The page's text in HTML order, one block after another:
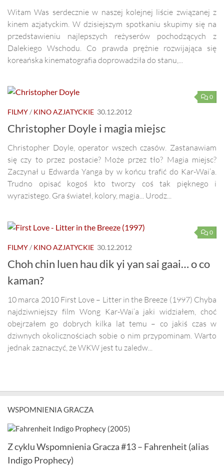
Witam Was serdecznie w naszej kolejnej liście związanej z
kinem azjatyckim. W dzisiejszym spotkaniu skupimy się na
przedstawieniu najlepszych reżyserów pochodzących z
Dalekiego Wschodu. Co prawda prężnie rozwijająca się
koreańska kinematografia doprowadziła do stanu,...
0
FILMY/ KINO AZJATYCKIE 30.12.2012
Christopher Doyle i magia miejsc
Christopher Doyle, operator wszech czasów. Zastanawiam
się czy to przez postacie? Może przez tło? Magia miejsc?
Zaczynał u Edwarda Yanga by w końcu trafić do Kar-Wai’a.
Trudno opisać kogoś kto tworzy coś tak pięknego i
wyrazistego. Gra świateł, kolory, magia... Urodz...
0
FILMY/ KINO AZJATYCKIE 30.12.2012
Choh chin luen hau dik yi yan sai gaai… o co
kaman?
10 marca 2010 First Love – Litter in the Breeze (1997) Chyba
najdziwniejszy film Wong Kar-Wai’a jaki widziałem, choć
obejrzałem go dobrych kilka lat temu – co jakiś czas w
dziwnych okolicznościach sobie o nim przypominam. Warto
jednak zaznaczyć, że WKW jest tu zaledw...
WSPOMNIENIA GRACZA
Z cyklu Wspomnienia Gracza #13 – Fahrenheit (alias
Indigo Prophecy)